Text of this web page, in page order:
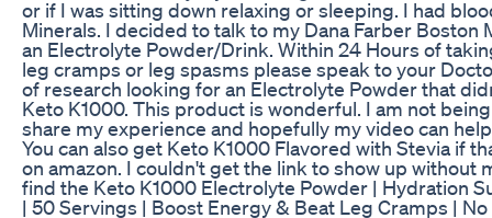
or if I was sitting down relaxing or sleeping. I had
Minerals. I decided to talk to my Dana Farber
an Electrolyte Powder/Drink. Within 24 Hours of
leg cramps or leg spasms please speak to your
of research looking for an Electrolyte Powder that
Keto K1000. This product is wonderful. I am not
share my experience and hopefully my video can
You can also get Keto K1000 Flavored with Stevia if
on amazon. I couldn't get the link to show up without
find the Keto K1000 Electrolyte Powder | Hydration
| 50 Servings | Boost Energy & Beat Leg Cramps |